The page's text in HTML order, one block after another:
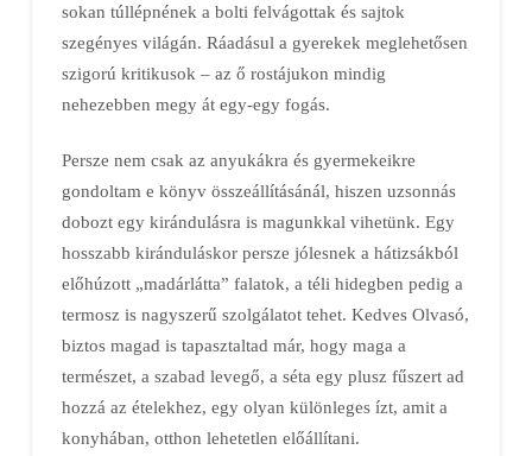
sokan túllépnének a bolti felvágottak és sajtok
szegényes világán. Ráadásul a gyerekek meglehetősen
szigorú kritikusok – az ő rostájukon mindig
nehezebben megy át egy-egy fogás.
Persze nem csak az anyukákra és gyermekeikre
gondoltam e könyv összeállításánál, hiszen uzsonnás
dobozt egy kirándulásra is magunkkal vihetünk. Egy
hosszabb kiránduláskor persze jólesnek a hátizsákból
előhúzott „madárlátta” falatok, a téli hidegben pedig a
termosz is nagyszerű szolgálatot tehet. Kedves Olvasó,
biztos magad is tapasztaltad már, hogy maga a
természet, a szabad levegő, a séta egy plusz fűszert ad
hozzá az ételekhez, egy olyan különleges ízt, amit a
konyhában, otthon lehetetlen előállítani.